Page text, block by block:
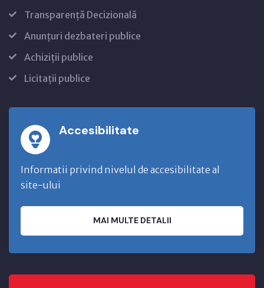
Transparență Decizională
Anunțuri dezbateri publice
Achiziții publice
Licitații publice
Accesibilitate
Informatii privind nivelul de accesibilitate al
site-ului
MAI MULTE DETALII